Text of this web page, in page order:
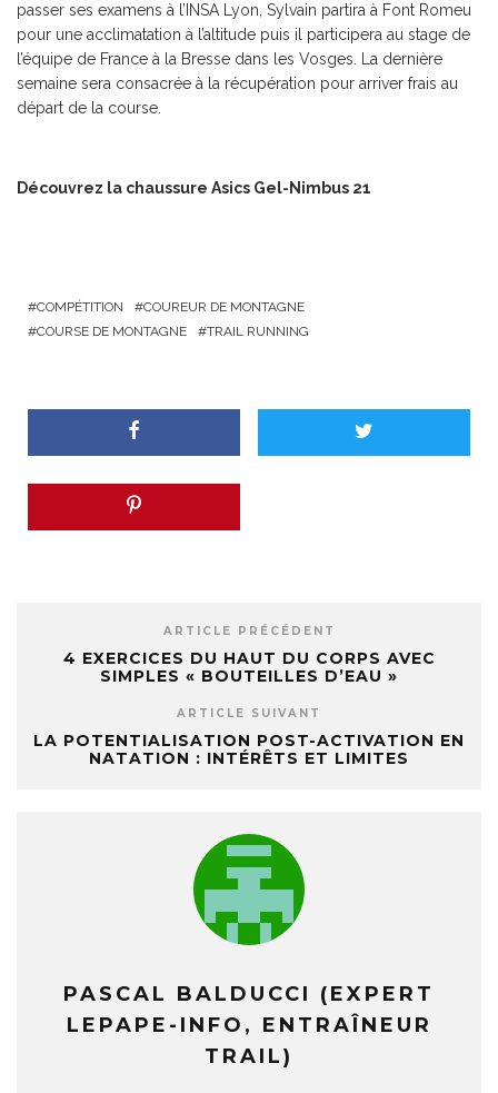
passer ses examens à l’INSA Lyon, Sylvain partira à Font Romeu
pour une acclimatation à l’altitude puis il participera au stage de
l’équipe de France à la Bresse dans les Vosges. La dernière
semaine sera consacrée à la récupération pour arriver frais au
départ de la course.
Découvrez la chaussure Asics Gel-Nimbus 21
COMPÉTITION
COUREUR DE MONTAGNE
COURSE DE MONTAGNE
TRAIL RUNNING
ARTICLE PRÉCÉDENT
4 EXERCICES DU HAUT DU CORPS AVEC
SIMPLES « BOUTEILLES D’EAU »
ARTICLE SUIVANT
LA POTENTIALISATION POST-ACTIVATION EN
NATATION : INTÉRÊTS ET LIMITES
PASCAL BALDUCCI (EXPERT
LEPAPE-INFO, ENTRAÎNEUR
TRAIL)